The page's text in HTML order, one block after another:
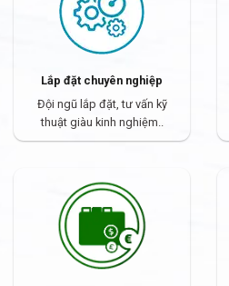
Lắp đặt chuyên nghiệp
Đội ngũ lắp đặt, tư vấn kỹ
thuật giàu kinh nghiệm..